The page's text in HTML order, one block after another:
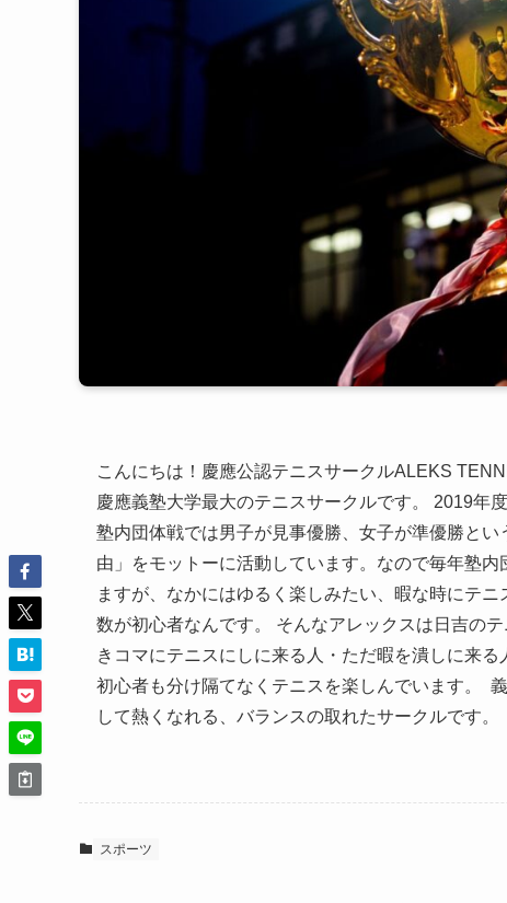
こんにちは！慶應公認テニスサークルALEKS
慶應義塾大学最大のテニスサークルです。 2019年
塾内団体戦では男子が見事優勝、女子が準優勝と
由」をモットーに活動しています。なので毎年塾
ますが、なかにはゆるく楽しみたい、暇な時にテ
数が初心者なんです。 そんなアレックスは日吉の
きコマにテニスにしに来る人・ただ暇を潰しに来
初心者も分け隔てなくテニスを楽しんでいます。
して熱くなれる、バランスの取れたサークルです。
スポーツ